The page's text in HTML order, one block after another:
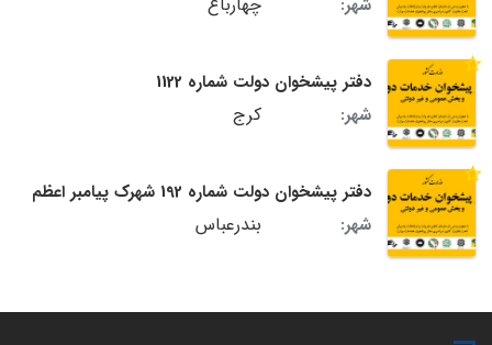
شهر:
دفتر پیشخوان دولت شماره 1122
شهر:
کرج
دفتر پیشخوان دولت شماره 192 شهرک پیامبر اعظم
شهر:
بندرعباس